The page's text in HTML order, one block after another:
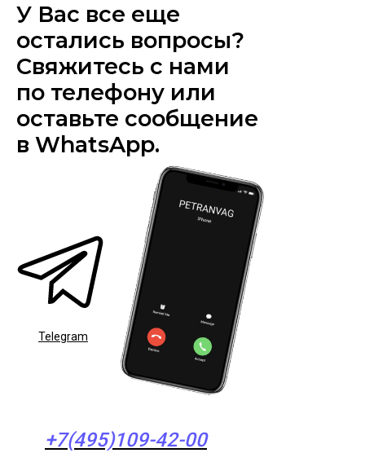
У Вас все еще
остались вопросы?
Свяжитесь с нами
по телефону или
оставьте сообщение
в WhatsApp.
Telegram
+7(495)109-42-00